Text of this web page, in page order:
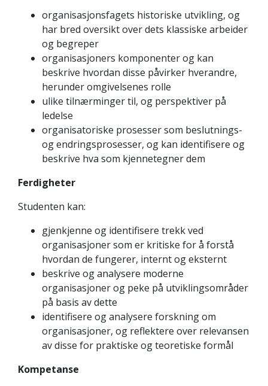
organisasjonsfagets historiske utvikling, og
har bred oversikt over dets klassiske arbeider
og begreper
organisasjoners komponenter og kan
beskrive hvordan disse påvirker hverandre,
herunder omgivelsenes rolle
ulike tilnærminger til, og perspektiver på
ledelse
organisatoriske prosesser som beslutnings-
og endringsprosesser, og kan identifisere og
beskrive hva som kjennetegner dem
Ferdigheter
Studenten kan:
gjenkjenne og identifisere trekk ved
organisasjoner som er kritiske for å forstå
hvordan de fungerer, internt og eksternt
beskrive og analysere moderne
organisasjoner og peke på utviklingsområder
på basis av dette
identifisere og analysere forskning om
organisasjoner, og reflektere over relevansen
av disse for praktiske og teoretiske formål
Kompetanse